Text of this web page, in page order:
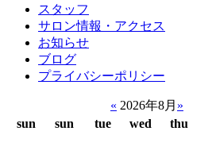
スタッフ
サロン情報・アクセス
お知らせ
ブログ
プライバシーポリシー
« 2026年8月 »
sun
sun tue wed thu